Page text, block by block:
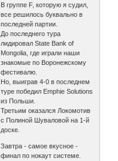
В группе F, которую я судил,
все решилось буквально в
последней партии.
До последнего тура
лидировал State Bank of
Mongolia, где играли наши
знакомые по Воронежскому
фестивалю.
Но, выиграв 4-0 в последнем
туре победил Emphie Solutions
из Польши.
Третьим оказался Локомотив
с Полиной Шуваловой на 1-й
доске.
Завтра - самое вкусное -
финал по нокаут системе.